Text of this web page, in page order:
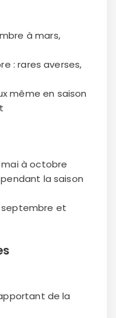
à mars,
: rares averses,
même en saison
mai à octobre
la saison
septembre et
de la